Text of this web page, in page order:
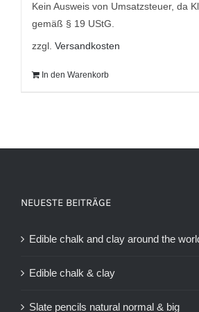
7,95 €
5,95 €.
Kein Ausweis von Umsatzsteuer, da
gemäß § 19 UStG.
zzgl. Versandkosten
In den Warenkorb
NEUESTE BEITRÄGE
Edible chalk and clay around the
Edible chalk & clay
Slate pencils natural normal & big